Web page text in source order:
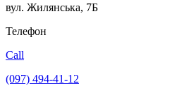
вул. Жилянська, 7Б
Телефон
Call
(097) 494-41-12